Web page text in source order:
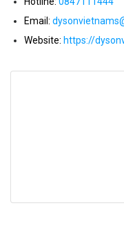
Email:
Website: https://